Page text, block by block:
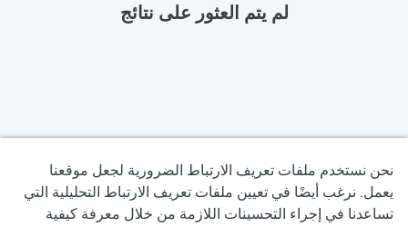
لم يتم العثور على نتائج
سياسة الخصوصية
نحن نستخدم ملفات تعريف الارتباط الضرورية لجعل موقعنا
يعمل. نرغب أيضًا في تعيين ملفات تعريف الارتباط التحليلية التي
تساعدنا في إجراء التحسينات اللازمة من خلال معرفة كيفية